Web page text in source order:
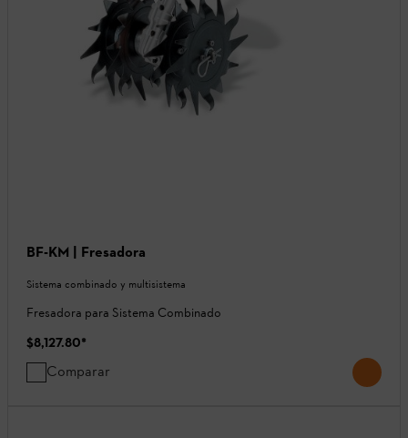
BF-KM | Fresadora
Sistema combinado y multisistema
Fresadora para Sistema Combinado
$8,127.80*
Comparar